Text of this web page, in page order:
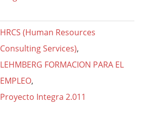
HRCS (Human Resources
Consulting Services),
LEHMBERG FORMACION PARA EL
EMPLEO,
Proyecto Integra 2.011